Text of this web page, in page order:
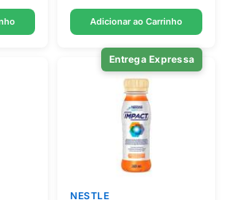
Adicionar ao Carrinho
Entrega Expressa
NESTLE